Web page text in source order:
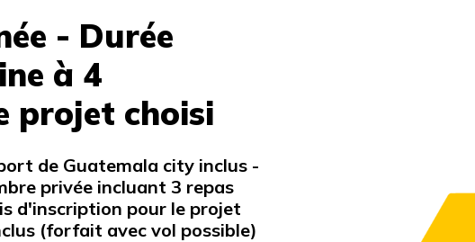
- Durée
à 4
projet choisi
de Guatemala city inclus -
privée incluant 3 repas
d'inscription pour le projet
(forfait avec vol possible)